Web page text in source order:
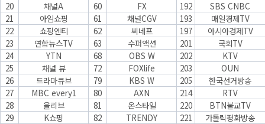
20
채널A 60 FX 192
SBS CNBC
21
아임쇼핑 61 채널CGV 193
매일경제TV
22
쇼핑엔티 62 씨네프 197
아시아경제TV
23
연합뉴스TV 63 수퍼액션 201
국회TV
24
YTN 68 OBS W 202
KTV
25
채널 뷰 72 FOXlife 203
OUN
26
드라마큐브 79 KBS W 205
한국선거방송
27
MBC every1 80 AXN 214
RTV
28
올리브 81 온스타일 220
BTN불교TV
29
K쇼핑 82 TRENDY 221
가톨릭평화방송